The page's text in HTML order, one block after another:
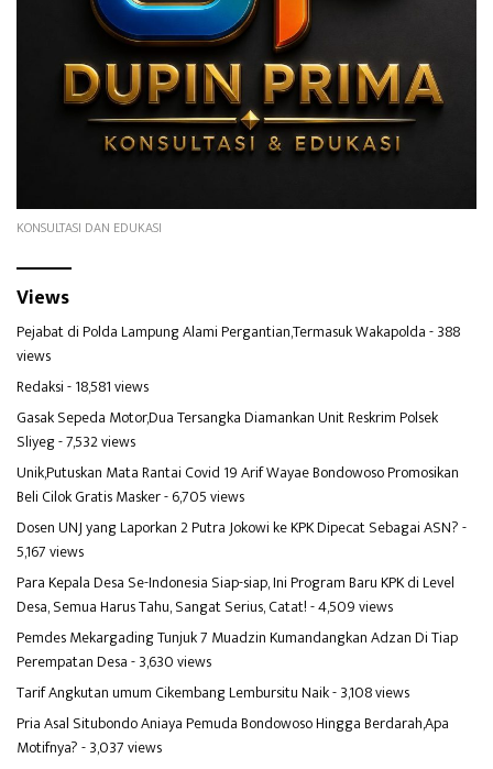
KONSULTASI DAN EDUKASI
Views
Pejabat di Polda Lampung Alami Pergantian,Termasuk Wakapolda- 388
views
Redaksi- 18,581 views
Gasak Sepeda Motor,Dua Tersangka Diamankan Unit Reskrim Polsek
Sliyeg- 7,532 views
Unik,Putuskan Mata Rantai Covid 19 Arif Wayae Bondowoso Promosikan
Beli Cilok Gratis Masker- 6,705 views
Dosen UNJ yang Laporkan 2 Putra Jokowi ke KPK Dipecat Sebagai ASN?-
5,167 views
Para Kepala Desa Se-Indonesia Siap-siap, Ini Program Baru KPK di Level
Desa, Semua Harus Tahu, Sangat Serius, Catat!- 4,509 views
Pemdes Mekargading Tunjuk 7 Muadzin Kumandangkan Adzan Di Tiap
Perempatan Desa- 3,630 views
Tarif Angkutan umum Cikembang Lembursitu Naik- 3,108 views
Pria Asal Situbondo Aniaya Pemuda Bondowoso Hingga Berdarah,Apa
Motifnya?- 3,037 views